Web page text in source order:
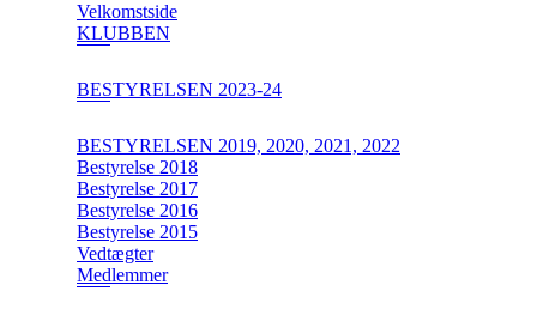
Velkomstside
KLUBBEN
BESTYRELSEN 2023-24
BESTYRELSEN 2019, 2020, 2021, 2022
Bestyrelse 2018
Bestyrelse 2017
Bestyrelse 2016
Bestyrelse 2015
Vedtægter
Medlemmer